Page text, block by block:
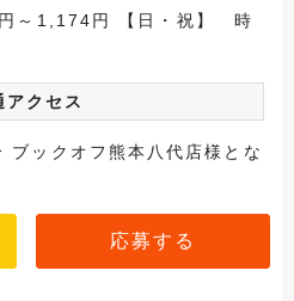
円～1,174円 【日・祝】 時
アクセス
ブックオフ熊本八代店様とな
応募する